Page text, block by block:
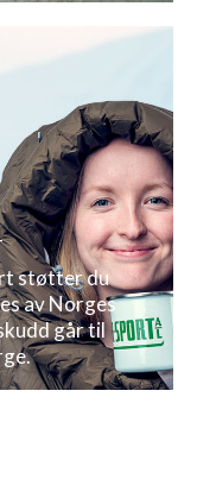
støtter du
av Norges
går til